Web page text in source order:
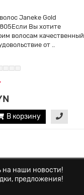
Janeke Gold
Вы хотите
волосам качественный
от ..
В корзину
на наши новости!
предложения!